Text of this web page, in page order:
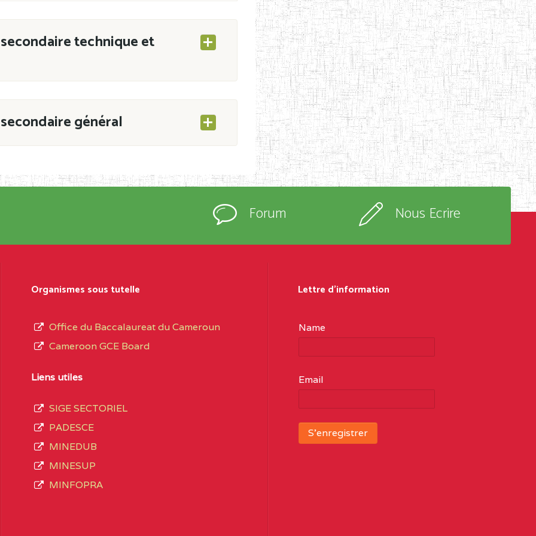
technique et
LES
DE
général
CAB du 21 mars 2011 portant ouverture
immatriculés et inscrits au
Généralau terme des opérations
3408 structures réparties ainsi qu’il
soit :
Forum Nous Ecrire
Organismes sous tutelle
Office du Baccalaureat du Cameroun
Cameroon GCE Board
Liens utiles
SIGE SECTORIEL
PADESCE
MINEDUB
MINESUP
MINFOPRA
Lettre d'information
Name
Email